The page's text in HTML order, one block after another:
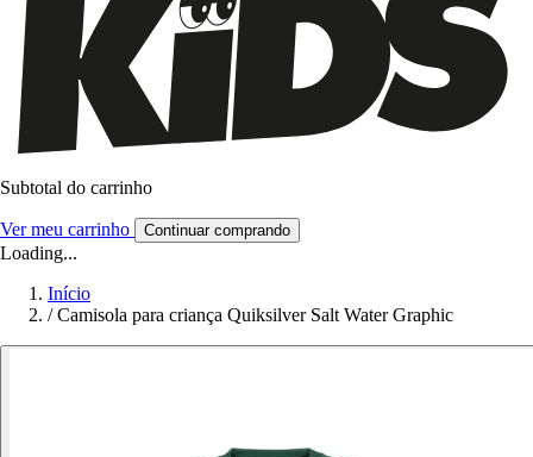
Subtotal do carrinho
Ver meu carrinho Continuar comprando
Loading...
Início
/ Camisola para criança Quiksilver Salt Water Graphic